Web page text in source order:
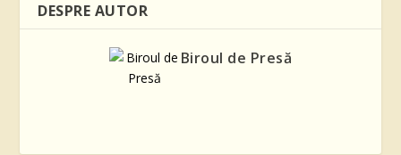
DESPRE AUTOR
Biroul de Presă